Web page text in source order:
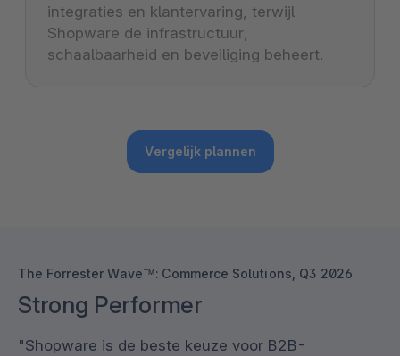
integraties en klantervaring, terwijl
Shopware de infrastructuur,
schaalbaarheid en beveiliging beheert.
Vergelijk plannen
The Forrester Wave™: Commerce Solutions, Q3 2026
Strong Performer
"Shopware is de beste keuze voor B2B-